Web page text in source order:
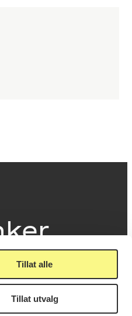
Tillat alle
Tillat utvalg
Museum